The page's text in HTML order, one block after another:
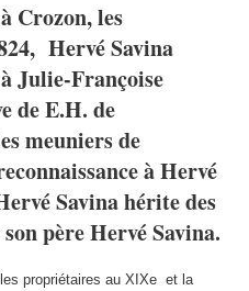
Crozon, les
Hervé Savina
Julie-Françoise
de E.H. de
meuniers de
à Hervé
Savina hérite des
père Hervé Savina.
propriétaires au XIXe et la